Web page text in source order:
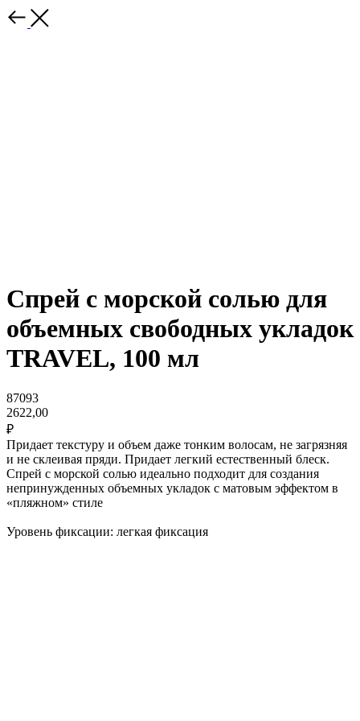
Спрей с морской солью для
объемных свободных укладок
TRAVEL, 100 мл
87093
2622,00
₽
Придает текстуру и объем даже тонким волосам, не загрязняя
и не склеивая пряди. Придает легкий естественный блеск.
Спрей с морской солью идеально подходит для создания
непринужденных объемных укладок с матовым эффектом в
«пляжном» стиле
Уровень фиксации: легкая фиксация